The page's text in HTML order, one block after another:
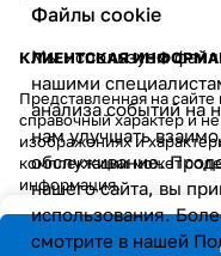
Файлы cookie
Мы используем
нашими
анализа событий на
нам улучшать
обслуживание.
нашего сайта, вы
использования.
смотрите в нашей
КЛИЕНТСКАЯ
Представленная на
справочный характер и
изображениях и
комплектации может
информация.